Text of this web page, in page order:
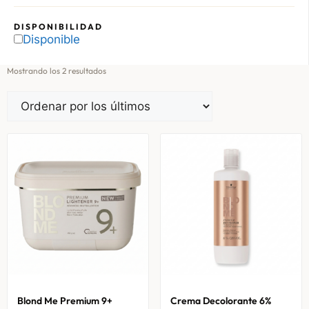
DISPONIBILIDAD
Disponible
Mostrando los 2 resultados
Blond Me Premium 9+
Crema Decolorante 6%